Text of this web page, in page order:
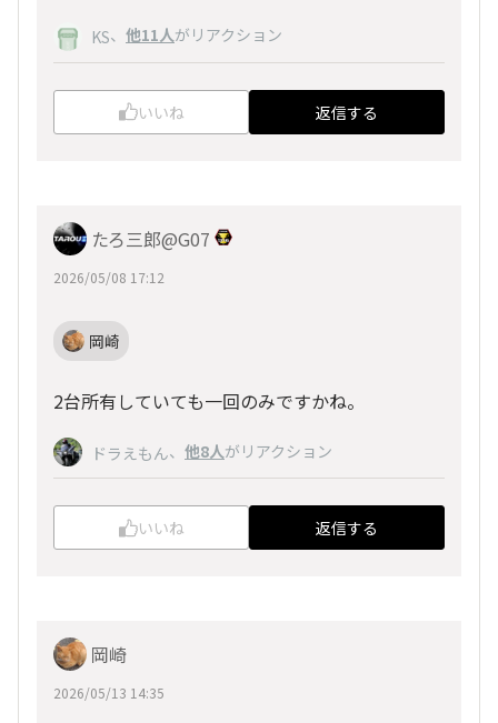
KS、 他11人がリアクション
いいね 返信する
たろ三郎@G07
2026/05/08 17:12
岡崎
2台所有していても一回のみですかね。
ドラえもん、 他8人がリアクション
いいね 返信する
岡崎
2026/05/13 14:35